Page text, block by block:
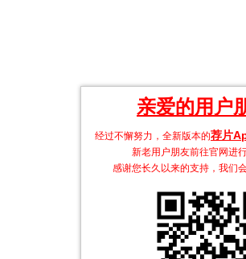
亲爱的用户
经过不懈努力，全新版本的荐片
新老用户朋友前往官网进
感谢您长久以来的支持，我们